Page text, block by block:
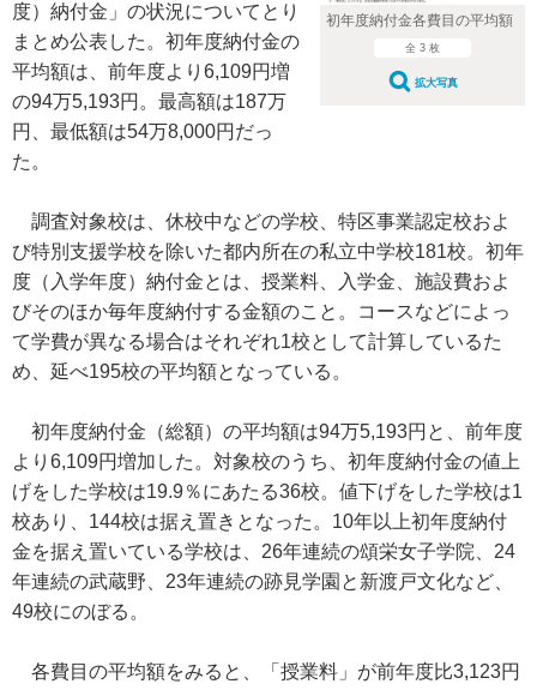
初年度納付金各費目の平均額
全 3 枚
拡大写真
度）納付金」の状況についてとり
まとめ公表した。初年度納付金の
平均額は、前年度より6,109円増
の94万5,193円。最高額は187万
円、最低額は54万8,000円だっ
た。
調査対象校は、休校中などの学校、特区事業認定校およ
び特別支援学校を除いた都内所在の私立中学校181校。初年
度（入学年度）納付金とは、授業料、入学金、施設費およ
びそのほか毎年度納付する金額のこと。コースなどによっ
て学費が異なる場合はそれぞれ1校として計算しているた
め、延べ195校の平均額となっている。
初年度納付金（総額）の平均額は94万5,193円と、前年度
より6,109円増加した。対象校のうち、初年度納付金の値上
げをした学校は19.9％にあたる36校。値下げをした学校は1
校あり、144校は据え置きとなった。10年以上初年度納付
金を据え置いている学校は、26年連続の頌栄女子学院、24
年連続の武蔵野、23年連続の跡見学園と新渡戸文化など、
49校にのぼる。
各費目の平均額をみると、「授業料」が前年度比3,123円